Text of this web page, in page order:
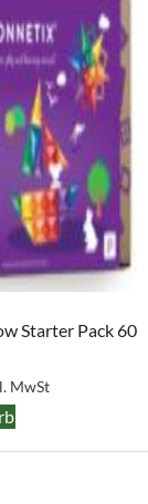
Starter Pack 60
MwSt